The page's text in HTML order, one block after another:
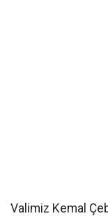
Valimiz Kemal